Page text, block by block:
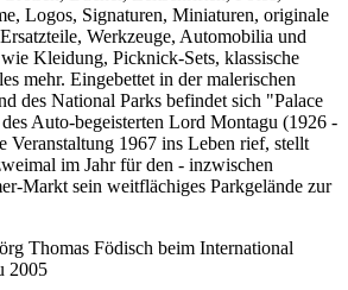
Logos, Signaturen, Miniaturen, originale
Werkzeuge, Automobilia und
Kleidung, Picknick-Sets, klassische
mehr. Eingebettet in der malerischen
des National Parks befindet sich "Palace
Auto-begeisterten Lord Montagu (1926 -
Veranstaltung 1967 ins Leben rief, stellt
im Jahr für den - inzwischen
Markt sein weitflächiges Parkgelände zur